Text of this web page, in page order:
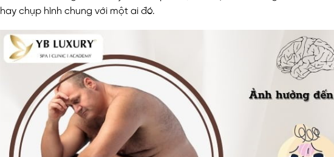
hay chụp hình chung với một ai đó.